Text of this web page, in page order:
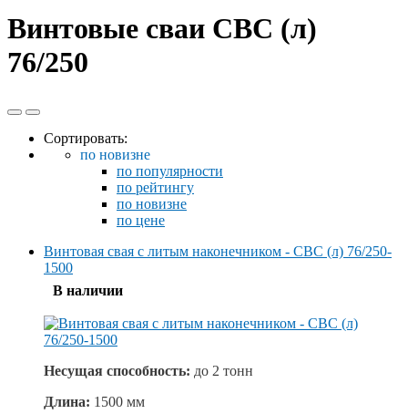
Винтовые сваи СВС (л)
76/250
Сортировать:
по новизне
по популярности
по рейтингу
по новизне
по цене
Винтовая свая с литым наконечником - СВС (л) 76/250-
1500
В наличии
Несущая способность: до 2 тонн
Длина: 1500 мм